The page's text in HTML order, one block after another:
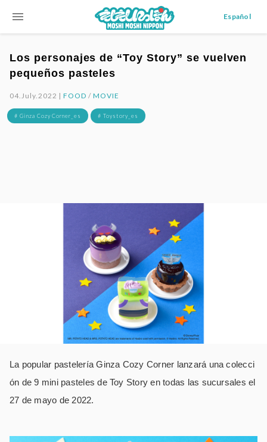
menu Español
Los personajes de “Toy Story” se vuelven
pequeños pasteles
04.July.2022 |FOOD /MOVIE
# Ginza Cozy Corner_es # Toystory_es
La popular pastelería Ginza Cozy Corner lanzará una colecci
ón de 9 mini pasteles de Toy Story en todas las sucursales el
27 de mayo de 2022.